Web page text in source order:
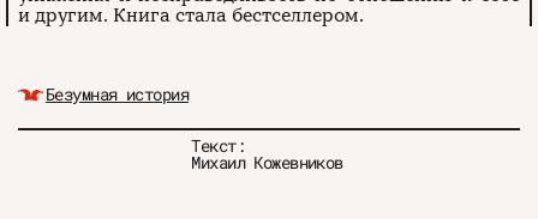
Безумная история
Текст:
Михаил Кожевников
и другим. Книга стала бестселлером.